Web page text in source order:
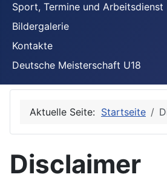
Sport, Termine und Arbeitsdienst
Bildergalerie
Kontakte
Deutsche Meisterschaft U18
Aktuelle Seite: Startseite
Disclaimer